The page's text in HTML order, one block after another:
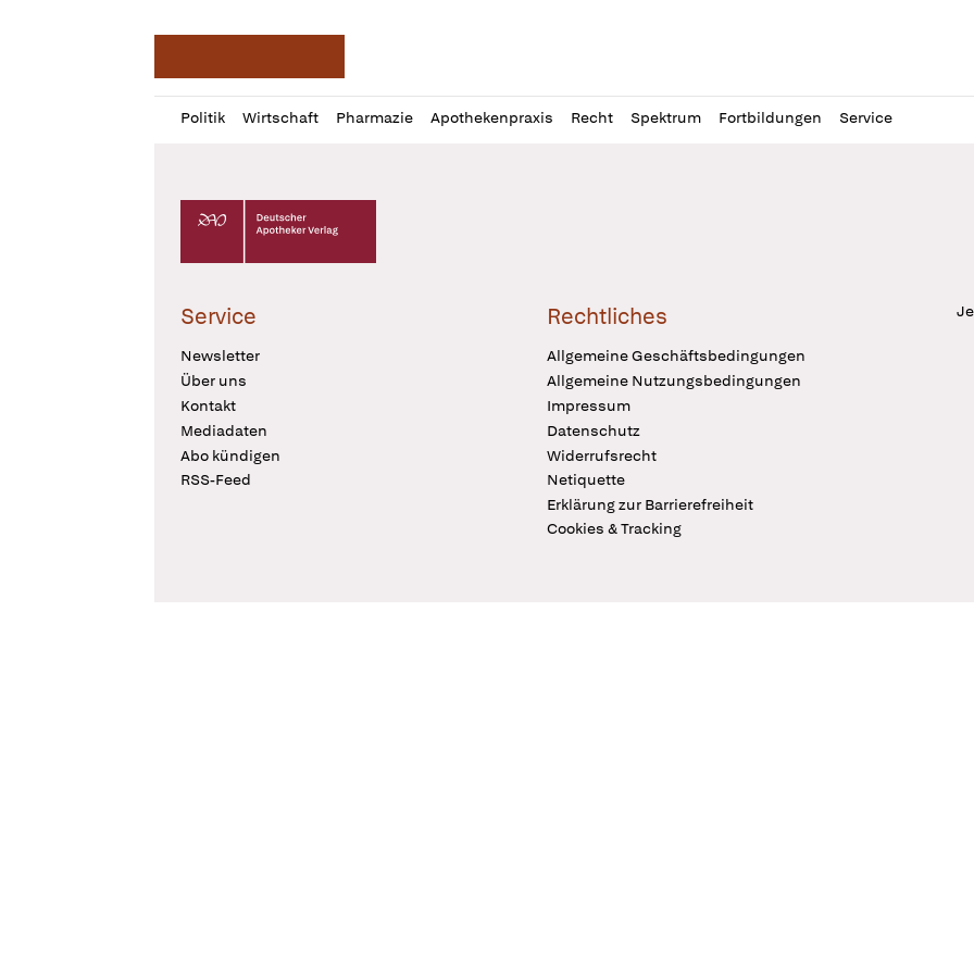
Politik Wirtschaft Pharmazie Apothekenpraxis Recht Spektrum Fortbildungen Service
Profil
öffnen
Daz
Pur
Deutscher Apotheker Verlag Logo
Service
Newsletter
Über uns
Kontakt
Mediadaten
Abo kündigen
RSS-Feed
Rechtliches
Allgemeine Geschäftsbedingungen
Allgemeine Nutzungsbedingungen
Impressum
Datenschutz
Widerrufsrecht
Netiquette
Erklärung zur Barrierefreiheit
Cookies & Tracking